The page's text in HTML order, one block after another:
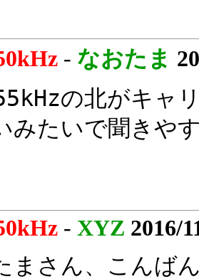
- なおたま
の北がキャ
みたいで聞きや
- XYZ 2016/
まさん、こんば